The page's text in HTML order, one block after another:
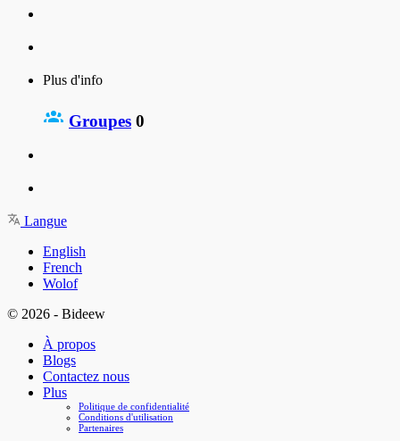
Plus d'info
Groupes 0
Langue
English
French
Wolof
© 2026 - Bideew
À propos
Blogs
Contactez nous
Plus
Politique de confidentialité
Conditions d'utilisation
Partenaires